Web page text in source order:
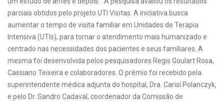
parciais obtidos pelo projeto UTI Visitas. A iniciativa busca
aumentar o tempo de visita familiar em Unidades de Terapia
Intensiva (UTIs), para tornar o atendimento mais humanizado e
centrado nas necessidades dos pacientes e seus familiares. A
mesma foi desenvolvida pelos pesquisadores Regis Goulart Rosa,
Cassiano Teixeira e colaboradores. O prêmio foi recebido pela
superintendente médica adjunta do hospital, Dra. Carisi Polanczyk,
e pelo Dr. Sandro Cadaval, coordenador da Comissão de